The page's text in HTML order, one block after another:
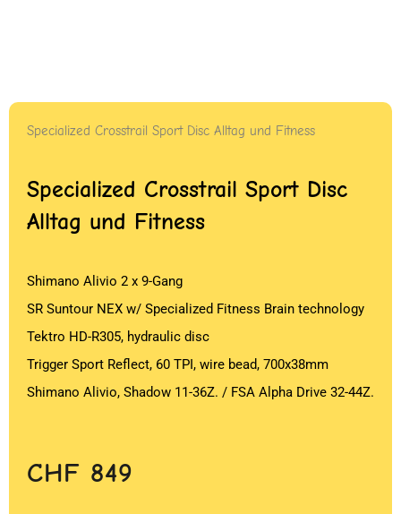
Specialized Crosstrail Sport Disc Alltag und Fitness
Specialized Crosstrail Sport Disc
Alltag und Fitness
Shimano Alivio 2 x 9-Gang
SR Suntour NEX w/ Specialized Fitness Brain technology
Tektro HD-R305, hydraulic disc
Trigger Sport Reflect, 60 TPI, wire bead, 700x38mm
Shimano Alivio, Shadow 11-36Z. / FSA Alpha Drive 32-44Z.
CHF 849